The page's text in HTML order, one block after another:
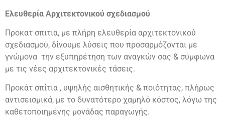
Ελευθερία Αρχιτεκτονικού σχεδιασμού
Προκατ σπιτια, με πλήρη ελευθερία αρχιτεκτονικού
σχεδιασμού, δίνουμε λύσεις που προσαρμόζονται με
γνώμονα την εξυπηρέτηση των αναγκών σας & σύμφωνα
με τις νέες αρχιτεκτονικές τάσεις.
Προκάτ σπίτια , υψηλής αισθητικής & ποιότητας, πλήρως
αντισεισμικά, με το δυνατότερο χαμηλό κόστος, λόγω της
καθετοποιημένης μονάδας παραγωγής.